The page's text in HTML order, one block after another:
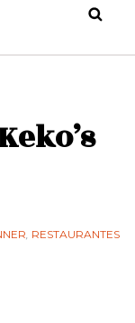
, RESTAURANTES